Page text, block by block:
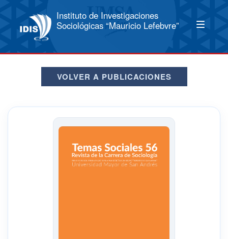
Instituto de Investigaciones
Sociológicas “Mauricio Lefebvre”
VOLVER A PUBLICACIONES